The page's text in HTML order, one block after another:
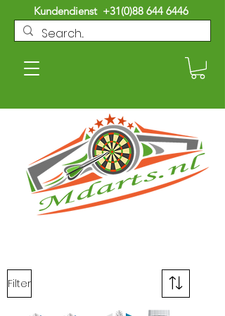
Kundendienst +31(0)88 644 6446
Filter